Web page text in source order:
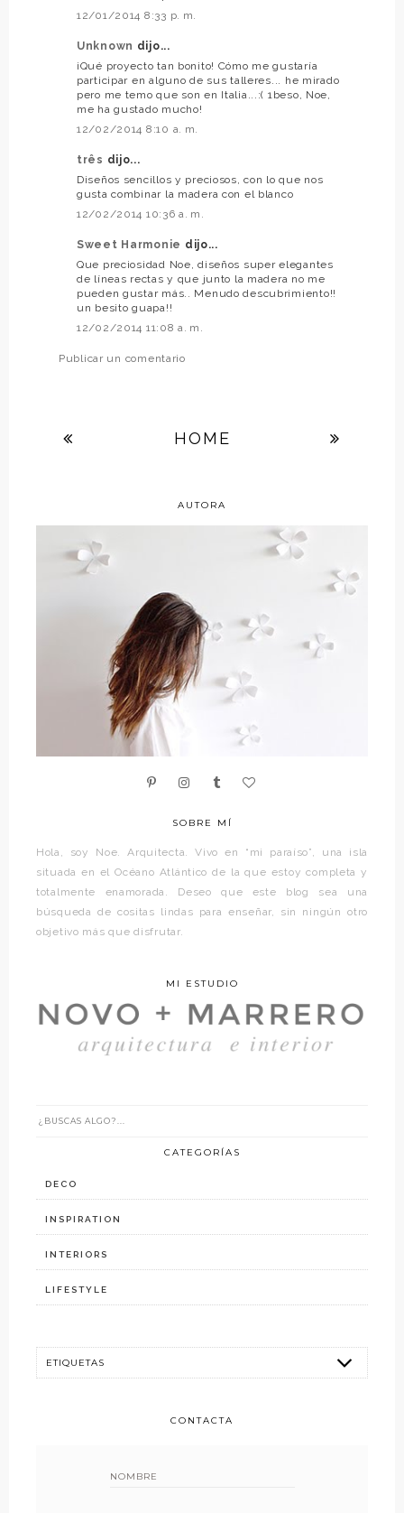
12/01/2014 8:33 p. m.
Unknown dijo...
¡Qué proyecto tan bonito! Cómo me gustaría
participar en alguno de sus talleres... he mirado
pero me temo que son en Italia...:( 1beso, Noe,
me ha gustado mucho!
12/02/2014 8:10 a. m.
três dijo...
Diseños sencillos y preciosos, con lo que nos
gusta combinar la madera con el blanco
12/02/2014 10:36 a. m.
Sweet Harmonie dijo...
Que preciosidad Noe, diseños super elegantes
de líneas rectas y que junto la madera no me
pueden gustar más.. Menudo descubrimiento!!
un besito guapa!!
12/02/2014 11:08 a. m.
Publicar un comentario
HOME
AUTORA
SOBRE MÍ
Hola, soy Noe. Arquitecta. Vivo en “mi paraíso”, una isla
situada en el Océano Atlántico de la que estoy completa y
totalmente enamorada. Deseo que este blog sea una
búsqueda de cositas lindas para enseñar, sin ningún otro
objetivo más que disfrutar.
MI ESTUDIO
CATEGORÍAS
DECO
INSPIRATION
INTERIORS
LIFESTYLE
CONTACTA